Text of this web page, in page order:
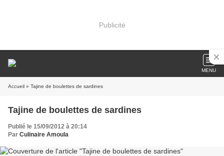
Publicité
MENU
Accueil » Tajine de boulettes de sardines
Tajine de boulettes de sardines
Publié le 15/09/2012 à 20:14
Par Culinaire Amoula